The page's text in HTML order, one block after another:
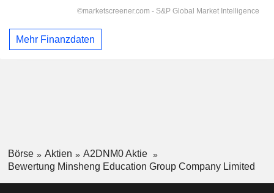
Mehr Finanzdaten
Börse Aktien
A2DNM0 Aktie
Bewertung Minsheng Education Group Company Limited